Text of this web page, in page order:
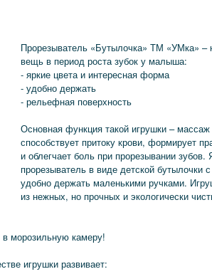
Прорезыватель «Бутылочка» ТМ «УМка» –
вещь в период роста зубок у малыша:
- яркие цвета и интересная форма
- удобно держать
- рельефная поверхность
Основная функция такой игрушки –
способствует притоку крови, формирует
и облегчает боль при прорезывании зубов.
прорезыватель в виде детской бутылочки
удобно держать маленькими ручками.
из нежных, но прочных и экологически
морозильную камеру!
игрушки развивает: